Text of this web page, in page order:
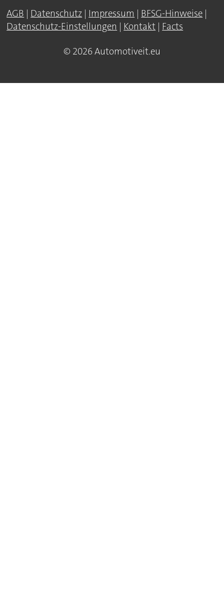
AGB | Datenschutz | Impressum | BFSG-Hinweise |
Datenschutz-Einstellungen | Kontakt | Facts
© 2026 Automotiveit.eu